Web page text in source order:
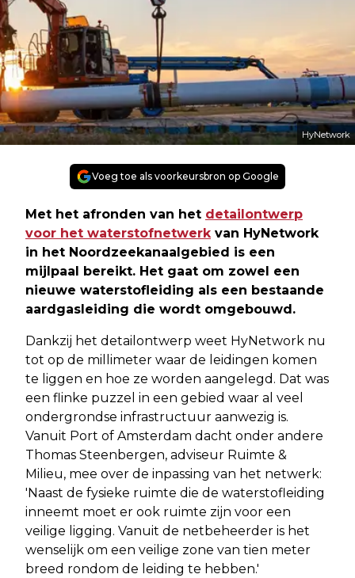
HyNetwork
Voeg toe als voorkeursbron op Google
Met het afronden van het detailontwerp
voor het waterstofnetwerkvan HyNetwork
in het Noordzeekanaalgebied is een
mijlpaal bereikt. Het gaat om zowel een
nieuwe waterstofleiding als een bestaande
aardgasleiding die wordt omgebouwd.
Dankzij het detailontwerp weet HyNetwork nu
tot op de millimeter waar de leidingen komen
te liggen en hoe ze worden aangelegd. Dat was
een flinke puzzel in een gebied waar al veel
ondergrondse infrastructuur aanwezig is.
Vanuit Port of Amsterdam dacht onder andere
Thomas Steenbergen, adviseur Ruimte &
Milieu, mee over de inpassing van het netwerk:
'Naast de fysieke ruimte die de waterstofleiding
inneemt moet er ook ruimte zijn voor een
veilige ligging. Vanuit de netbeheerder is het
wenselijk om een veilige zone van tien meter
breed rondom de leiding te hebben.'